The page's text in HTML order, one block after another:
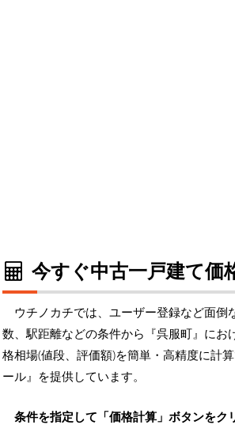
今すぐ中古一戸建て価
ウチノカチでは、ユーザー登録など面倒
数、駅距離などの条件から『呉服町』にお
格相場(値段、評価額)を簡単・高精度に計
ール』を提供しています。
条件を指定して「価格計算」ボタンをク